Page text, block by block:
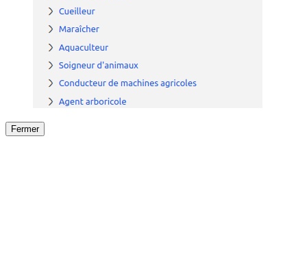
Fermer